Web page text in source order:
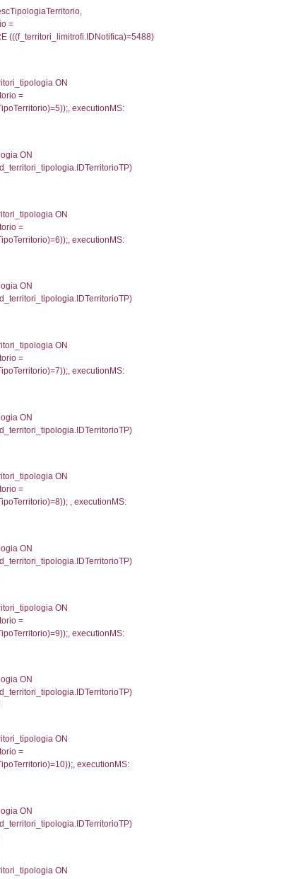
FROM f_confini INNER
ON el_province.IstRegione =
0.00042104721069336
FROM reg_f_confini
JOIN el_regioni ON el_province.IstRegione =
executionMS: 0.0013771057128906
DescAltro,
and
= 5488 ) AND
'; ') AS DescAltro,
=
='NA023') and
JOIN cod_territori_tipologia ON
=
reg_f_territori_limitrofi.Denominazione,
=
executionMS:
ON
=
reg_f_territori_limitrofi.Denominazione,
cod_territori_tipologia ON
executionMS:
FROM f_territori_limitrofi INNER JOIN
AND
executionMS:
reg_f_territori_limitrofi.Denominazione,
FROM reg_f_territori_limitrofi INNER JOIN
AND
AND